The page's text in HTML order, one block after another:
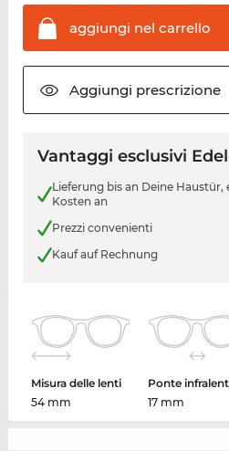
aggiungi nel carrello
Aggiungi prescrizione
Vantaggi esclusivi
Lieferung bis an Deine Haustür,
Kosten an
Prezzi convenienti
Kauf auf Rechnung
Misura delle lenti
54 mm
Ponte
17 mm